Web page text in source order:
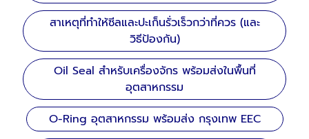
สาเหตุที่ทำให้ซีลและปะเก็นรั่วเร็วกว่าที่ควร (และ
วิธีป้องกัน)
Oil Seal สำหรับเครื่องจักร พร้อมส่งในพื้นที่
อุตสาหกรรม
O-Ring อุตสาหกรรม พร้อมส่ง กรุงเทพ EEC